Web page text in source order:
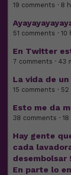
19 comments · 8
51 comments · 10
En Twitter
7 comments · 43
La vida de un
15 comments ·
Esto me da
38 comments ·
Hay gente
cada
desembolsar
En parte lo